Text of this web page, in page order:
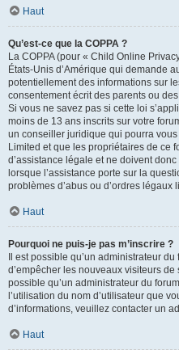
Haut
Qu’est-ce que la COPPA ?
La COPPA (pour « Child Online
États-Unis d’Amérique qui demande
potentiellement des informations sur
consentement écrit des parents ou
Si vous ne savez pas si cette loi
moins de 13 ans inscrits sur votre
un conseiller juridique qui pourra
Limited et que les propriétaires de ce
d’assistance légale et ne doivent
lorsque l’assistance porte sur la
problèmes d’abus ou d’ordres légaux
Haut
Pourquoi ne puis-je pas m’inscrire ?
Il est possible qu’un administrateur
d’empêcher les nouveaux visiteurs
possible qu’un administrateur du
l’utilisation du nom d’utilisateur que
d’informations, veuillez contacter un
Haut